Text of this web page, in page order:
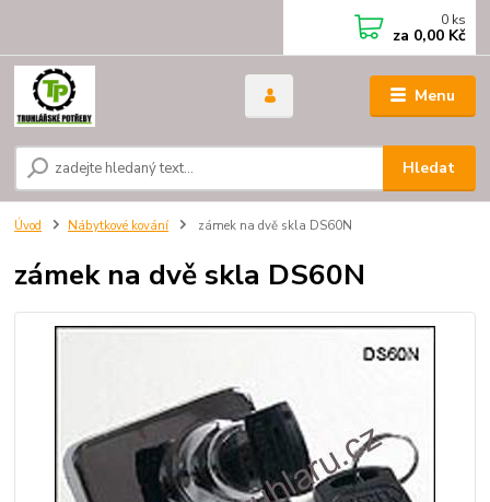
Menu
Hledat
0 ks
za 0,00 Kč
Úvod Nábytkové kování zámek na dvě skla DS60N
zámek na dvě skla DS60N